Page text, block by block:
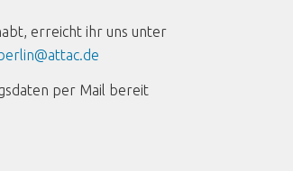
erreicht ihr uns unter
berlin@attac.de
per Mail bereit